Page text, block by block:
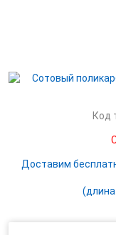
Код
Доставим